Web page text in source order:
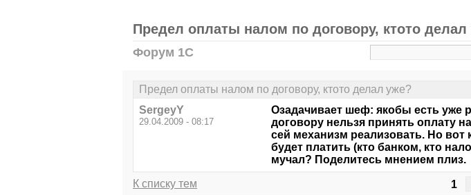
Предел оплаты налом по договору, ктото делал
Форум 1С
Предел оплаты налом по договору, ктото делал уже?
SergeyY
29.04.2009 - 08:17
Озадачивает шеф: якобы есть уже
договору нельзя принять оплату
сей механизм реализовать. Но вот
будет платить (кто банком, кто
мучал? Поделитесь мнением плиз.
К списку тем 1